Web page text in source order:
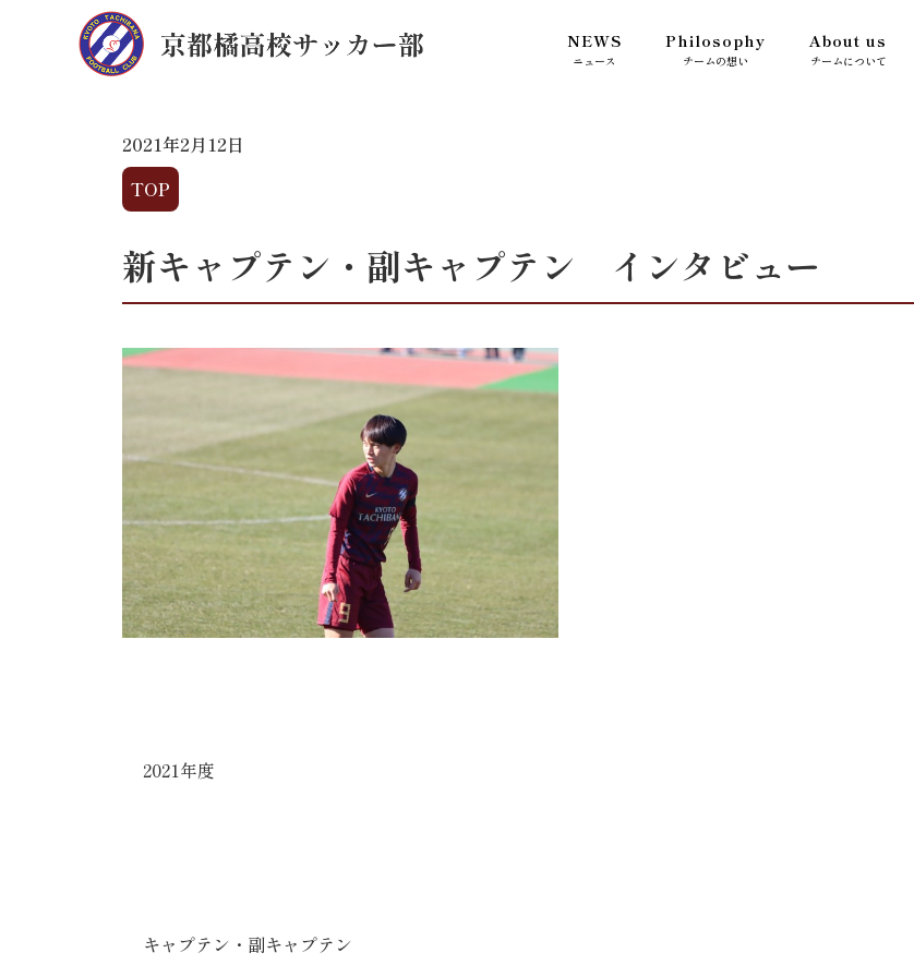
ニュース
NEWS
チームの想い
Philosophy
チームについて
About us
2021年2月12日
TOP
新キャプテン・副キャプテン インタビュー
2021年度
キャプテン・副キャプテン